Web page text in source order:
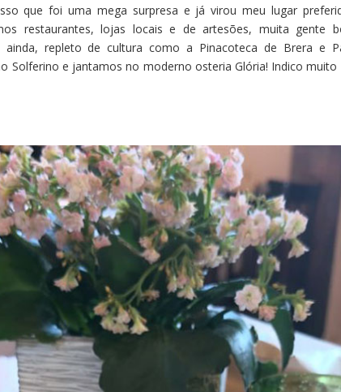
que foi uma mega surpresa e já virou meu lugar
restaurantes, lojas locais e de artesões, muita gente
ainda, repleto de cultura como a Pinacoteca de Brera e
Solferino e jantamos no moderno osteria Glória! Indico muito